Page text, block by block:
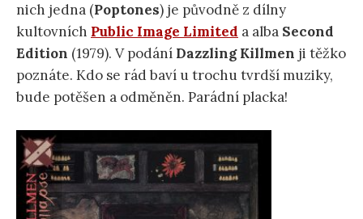
nich jedna (Poptones) je původně z dílny
kultovních Public Image Limited a alba Second
Edition (1979). V podání Dazzling Killmen ji těžko
poznáte. Kdo se rád baví u trochu tvrdší muziky,
bude potěšen a odměněn. Parádní placka!